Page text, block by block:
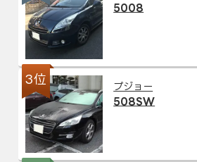
5008
3位
プジョー
508SW